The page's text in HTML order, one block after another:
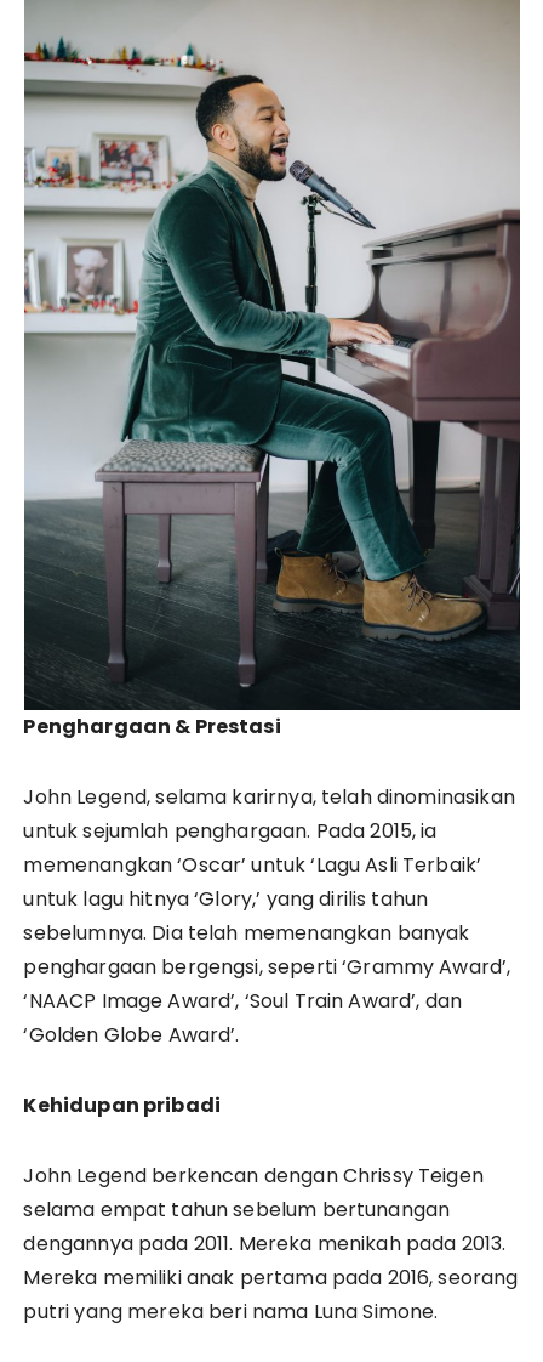
Penghargaan & Prestasi
John Legend, selama karirnya, telah dinominasikan
untuk sejumlah penghargaan. Pada 2015, ia
memenangkan ‘Oscar’ untuk ‘Lagu Asli Terbaik’
untuk lagu hitnya ‘Glory,’ yang dirilis tahun
sebelumnya. Dia telah memenangkan banyak
penghargaan bergengsi, seperti ‘Grammy Award’,
‘NAACP Image Award’, ‘Soul Train Award’, dan
‘Golden Globe Award’.
Kehidupan pribadi
John Legend berkencan dengan Chrissy Teigen
selama empat tahun sebelum bertunangan
dengannya pada 2011. Mereka menikah pada 2013.
Mereka memiliki anak pertama pada 2016, seorang
putri yang mereka beri nama Luna Simone.